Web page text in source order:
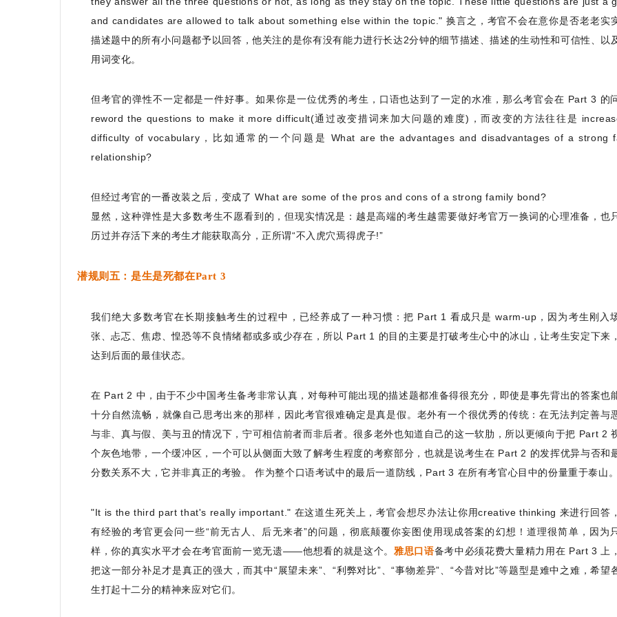
and candidates are allowed to talk about something else within the topic." 换言之，考官不会在意你是否老老实
描述题中的所有小问题都予以回答，他关注的是你有没有能力进行长达2分钟的细节描述、描述的生动性和可信性、以
用词变化。
但考官的弹性不一定都是一件好事。如果你是一位优秀的考生，口语也达到了一定的水准，那么考官会在 Part 3 的
reword the questions to make it more difficult(通过改变措词来加大问题的难度)，而改变的方法往往是
difficulty of vocabulary，比如通常的一个问题是 What are the advantages and disadvantages of a strong
relationship?
但经过考官的一番改装之后，变成了 What are some of the pros and cons of a strong family bond?
显然，这种弹性是大多数考生不愿看到的，但现实情况是：越是高端的考生越需要做好考官万一换词的心理准备，也
历过并存活下来的考生才能获取高分，正所谓“不入虎穴焉得虎子!”
潜规则五：是生是死都在Part 3
我们绝大多数考官在长期接触考生的过程中，已经养成了一种习惯：把 Part 1 看成只是 warm-up，因为考生刚入
张、忐忑、焦虑、惶恐等不良情绪都或多或少存在，所以 Part 1 的目的主要是打破考生心中的冰山，让考生安定下来
达到后面的最佳状态。
在 Part 2 中，由于不少中国考生备考非常认真，对每种可能出现的描述题都准备得很充分，即使是事先背出的答案也
十分自然流畅，就像自己思考出来的那样，因此考官很难确定是真是假。老外有一个很优秀的传统：在无法判定善与
与非、真与假、美与丑的情况下，宁可相信前者而非后者。很多老外也知道自己的这一软肋，所以更倾向于把 Part 2
个灰色地带，一个缓冲区，一个可以从侧面大致了解考生程度的考察部分，也就是说考生在 Part 2 的发挥优异与否和
分数关系不大，它并非真正的考验。 作为整个口语考试中的最后一道防线，Part 3 在所有考官心目中的份量重于泰山
"It is the third part that's really important." 在这道生死关上，考官会想尽办法让你用creative thinking 来进行回答
有经验的考官更会问一些“前无古人、后无来者”的问题，彻底颠覆你妄图使用现成答案的幻想！道理很简单，因为
样，你的真实水平才会在考官面前一览无遗——他想看的就是这个。 雅思口语备考中必须花费大量精力用在 Part 3 上
把这一部分补足才是真正的强大，而其中“展望未来”、“利弊对比”、“事物差异”、“今昔对比”等题型是难中之难，希望
生打起十二分的精神来应对它们。